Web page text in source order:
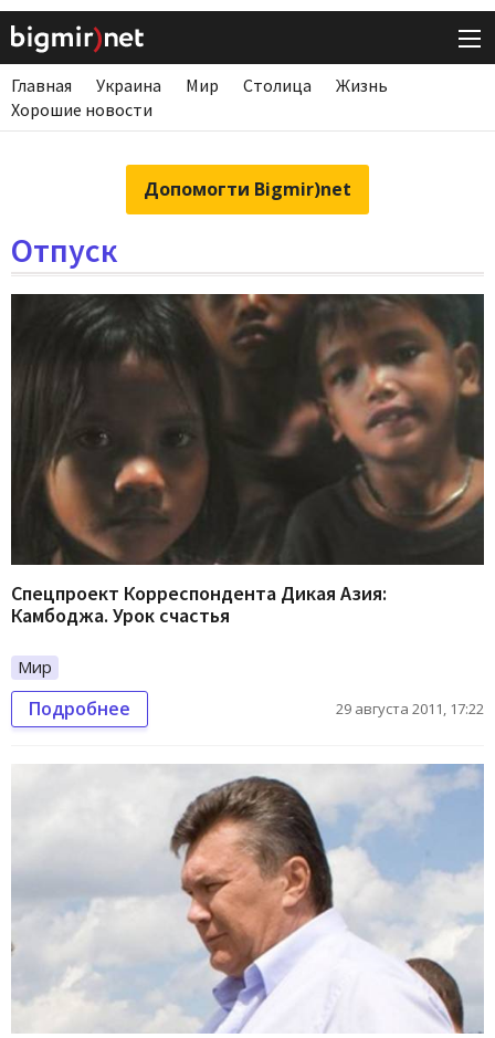
Главная Украина Мир Столица
Жизнь
Хорошие новости
Допомогти Bigmir)net
Отпуск
Спецпроект Корреспондента Дикая Азия:
Камбоджа. Урок счастья
Мир
Подробнее 29 августа 2011, 17:22